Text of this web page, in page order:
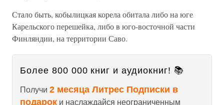
Стало быть, кобылицкая корела обитала либо на юге
Карельского перешейка, либо в юго-восточной части
Финляндии, на территории Саво.
Более 800 000 книг и аудиокниг! 📚
Получи 2 месяца Литрес Подписки в
подарок и наслаждайся неограниченным